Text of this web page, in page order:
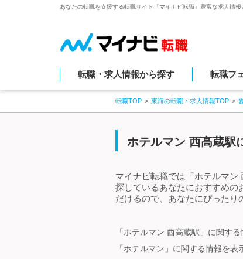
あなたの転職を支援する転職サイト「マイナビ転職」豊富な求人情
転職・求人情報から探す 転職フ
転職TOP 東海の転職・求人情報TOP
ホテルマン 西高蔵駅
マイナビ転職では「ホテルマ
探しているあなたにおすすめの
だけるので、あなたにぴったり
「ホテルマン 西高蔵駅」に関す
「ホテルマン」に関する情報を表